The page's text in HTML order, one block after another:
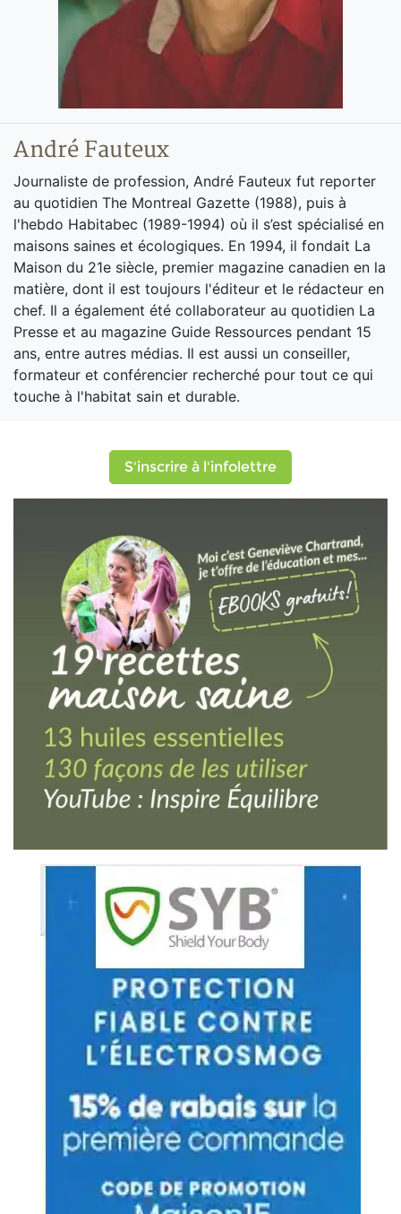
André Fauteux
Journaliste de profession, André Fauteux fut reporter
au quotidien The Montreal Gazette (1988), puis à
l'hebdo Habitabec (1989-1994) où il s’est spécialisé en
maisons saines et écologiques. En 1994, il fondait La
Maison du 21e siècle, premier magazine canadien en la
matière, dont il est toujours l'éditeur et le rédacteur en
chef. Il a également été collaborateur au quotidien La
Presse et au magazine Guide Ressources pendant 15
ans, entre autres médias. Il est aussi un conseiller,
formateur et conférencier recherché pour tout ce qui
touche à l'habitat sain et durable.
S'inscrire à l'infolettre